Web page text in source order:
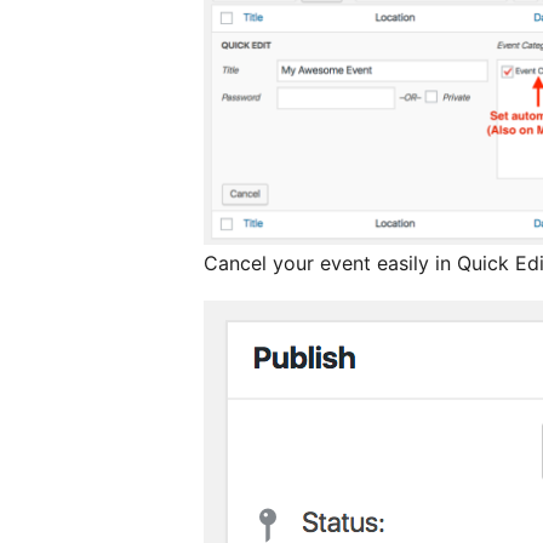
Cancel your event easily in Quick